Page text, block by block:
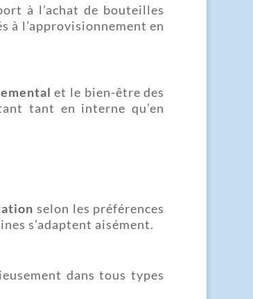
à l’achat de bouteilles
à l’approvisionnement en
et le bien-être des
tant en interne qu’en
selon les préférences
s’adaptent aisément.
dans tous types